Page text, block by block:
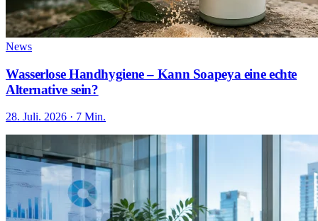
News
Wasserlose Handhygiene – Kann Soapeya eine echte
Alternative sein?
28. Juli. 2026 · 7 Min.